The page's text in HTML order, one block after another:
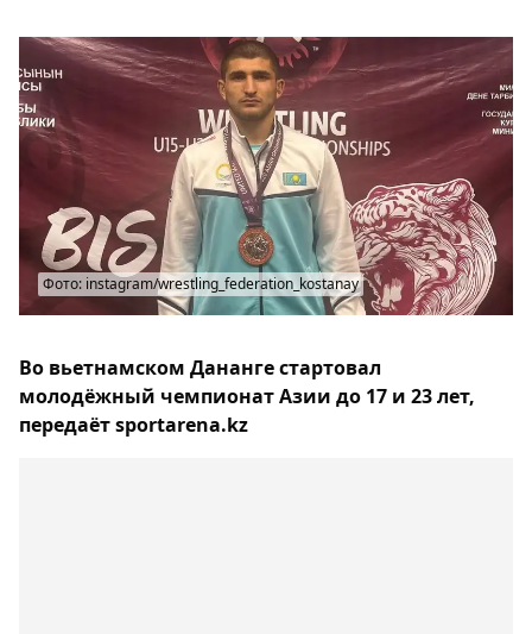
Фото: instagram/wrestling_federation_kostanay
Во вьетнамском Дананге стартовал
молодёжный чемпионат Азии до 17 и 23 лет,
передаёт sportarena.kz